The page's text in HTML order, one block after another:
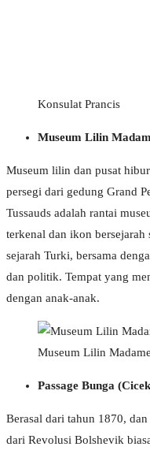
Konsulat Prancis
Museum Lilin
Museum lilin dan pusat
persegi dari gedung Grand
Tussauds adalah rantai
terkenal dan ikon bersejarah
sejarah Turki, bersama
dan politik. Tempat yang
dengan anak-anak.
Museum Lilin
Passage Bunga
Berasal dari tahun 1870,
dari Revolusi Bolshevik